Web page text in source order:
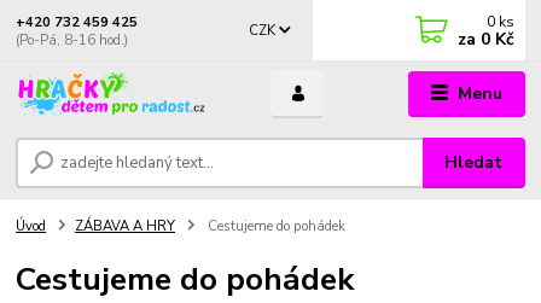
Menu
CZK
Hledat
+420 732 459 425
(Po-Pá, 8-16 hod.)
0 ks
za 0 Kč
Úvod ZÁBAVA A HRY Cestujeme do pohádek
Cestujeme do pohádek